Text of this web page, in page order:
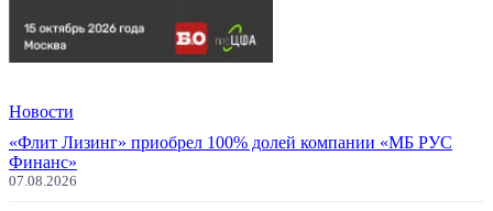
Новости
«Флит Лизинг» приобрел 100% долей компании «МБ РУС
Финанс»
07.08.2026